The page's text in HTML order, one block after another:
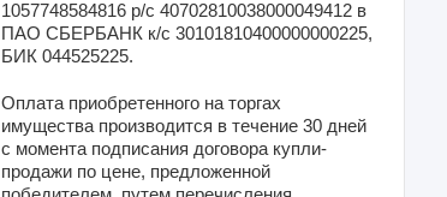
1057748584816 р/с 40702810038000049412 в
ПАО СБЕРБАНК к/с 30101810400000000225,
БИК 044525225.
Оплата приобретенного на торгах
имущества производится в течение 30 дней
с момента подписания договора купли-
продажи по цене, предложенной